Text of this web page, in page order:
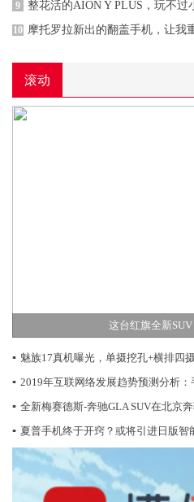
9 整花活的AION Y PLUS，玩不过
10 摩托罗拉新出的翻盖手机，让我
滚动
这台红旗全新SUV
▪ 魅族17真机曝光，单摄挖孔+横排四
▪ 2019年互联网络发展趋势预测分析：
▪ 全新梅赛德斯-奔驰GLA SUV在北京
▪ 夏普手机终于开窍？或将引进日版智